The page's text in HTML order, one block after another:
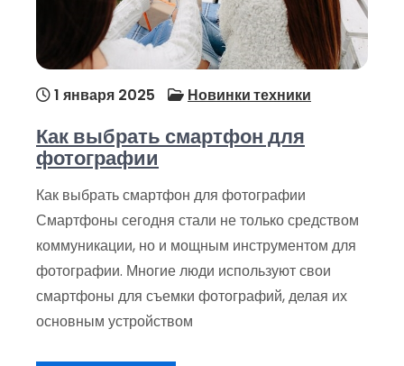
1 января 2025 Новинки техники
Как выбрать смартфон для
фотографии
Как выбрать смартфон для фотографии
Смартфоны сегодня стали не только средством
коммуникации, но и мощным инструментом для
фотографии. Многие люди используют свои
смартфоны для съемки фотографий, делая их
основным устройством